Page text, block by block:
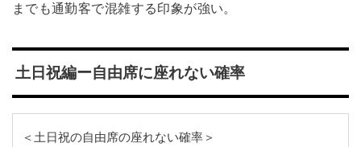
までも通勤客で混雑する印象が強い。
土日祝編ー自由席に座れない確率
＜土日祝の自由席の座れない確率＞